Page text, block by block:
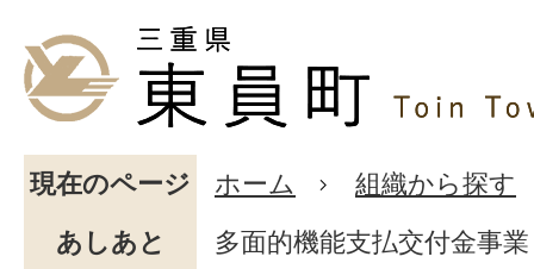
現在のページ ホーム
組織から探す
あしあと
多面的機能支払交付金事業